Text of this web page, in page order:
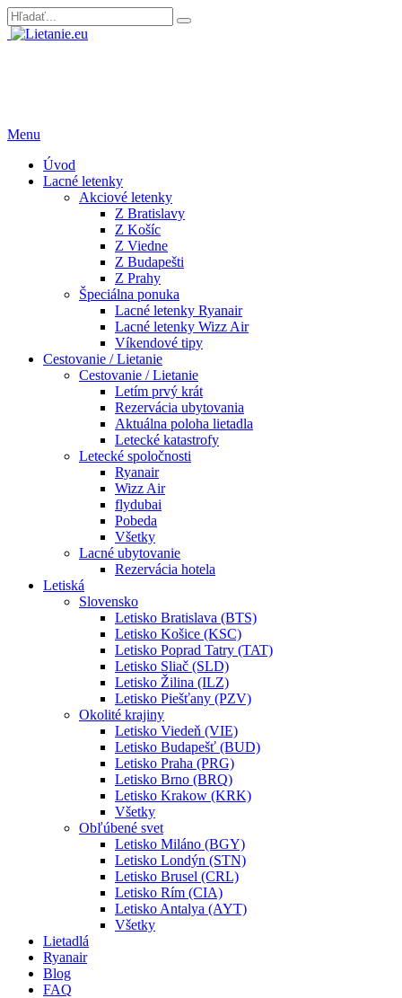
Menu
Úvod
Lacné letenky
Akciové letenky
Z Bratislavy
Z Košíc
Z Viedne
Z Budapešti
Z Prahy
Špeciálna ponuka
Lacné letenky Ryanair
Lacné letenky Wizz Air
Víkendové tipy
Cestovanie / Lietanie
Cestovanie / Lietanie
Letím prvý krát
Rezervácia ubytovania
Aktuálna poloha lietadla
Letecké katastrofy
Letecké spoločnosti
Ryanair
Wizz Air
flydubai
Pobeda
Všetky
Lacné ubytovanie
Rezervácia hotela
Letiská
Slovensko
Letisko Bratislava (BTS)
Letisko Košice (KSC)
Letisko Poprad Tatry (TAT)
Letisko Sliač (SLD)
Letisko Žilina (ILZ)
Letisko Piešťany (PZV)
Okolité krajiny
Letisko Viedeň (VIE)
Letisko Budapešť (BUD)
Letisko Praha (PRG)
Letisko Brno (BRQ)
Letisko Krakow (KRK)
Všetky
Obľúbené svet
Letisko Miláno (BGY)
Letisko Londýn (STN)
Letisko Brusel (CRL)
Letisko Rím (CIA)
Letisko Antalya (AYT)
Všetky
Lietadlá
Ryanair
Blog
FAQ